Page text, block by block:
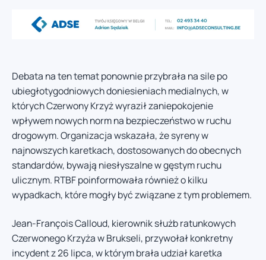
Debata na ten temat ponownie przybrała na sile po
ubiegłotygodniowych doniesieniach medialnych, w
których Czerwony Krzyż wyraził zaniepokojenie
wpływem nowych norm na bezpieczeństwo w ruchu
drogowym. Organizacja wskazała, że syreny w
najnowszych karetkach, dostosowanych do obecnych
standardów, bywają niesłyszalne w gęstym ruchu
ulicznym. RTBF poinformowała również o kilku
wypadkach, które mogły być związane z tym problemem.
Jean-François Calloud, kierownik służb ratunkowych
Czerwonego Krzyża w Brukseli, przywołał konkretny
incydent z 26 lipca, w którym brała udział karetka